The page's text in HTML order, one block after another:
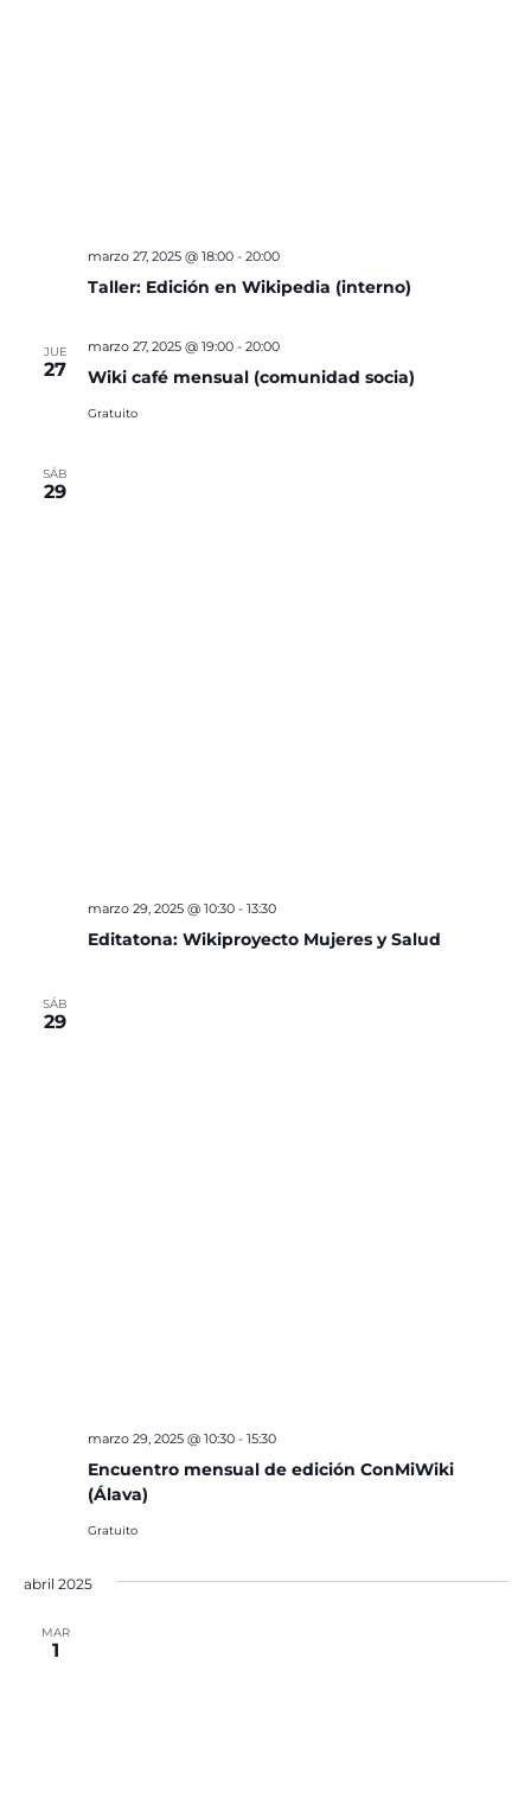
Taller: Edición en Wikipedia (interno)
marzo 27, 2025 @ 18:00- 20:00
JUE
27 Wiki café mensual (comunidad socia)
marzo 27, 2025 @ 19:00- 20:00
Gratuito
SÁB
29
Editatona: Wikiproyecto Mujeres y Salud
marzo 29, 2025 @ 10:30- 13:30
SÁB
29
Encuentro mensual de edición ConMiWiki
(Álava)
marzo 29, 2025 @ 10:30- 15:30
Gratuito
abril 2025
MAR
1